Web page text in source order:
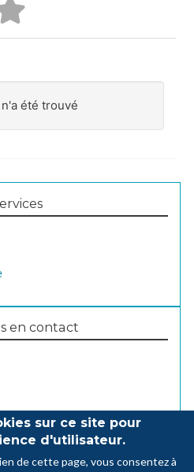
été trouvé
en contact
sur ce site pour
d'utilisateur.
de cette page, vous consentez à